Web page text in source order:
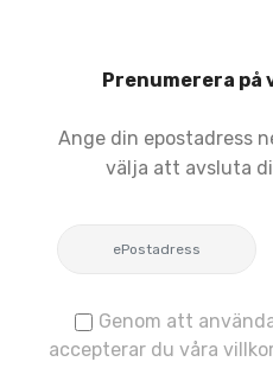
Prenumerera
Ange din epostadress
välja att avsluta
Genom att
accepterar du våra